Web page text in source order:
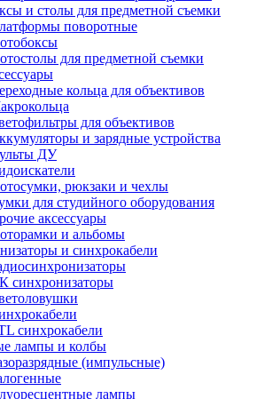
и столы для предметной съемки
поворотные
для предметной съемки
кольца для объективов
для объективов
и зарядные устройства
ДУ
рюкзаки и чехлы
для студийного оборудования
аксессуары
и альбомы
и синхрокабели
синхронизаторы
синхрокабели
лампы и колбы
(импульсные)
лампы